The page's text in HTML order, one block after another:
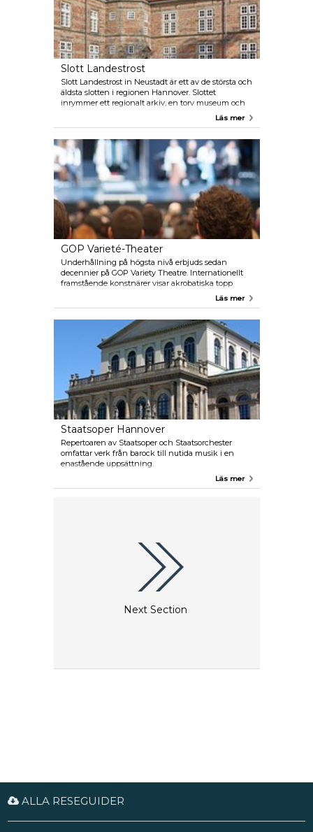
Slott Landestrost
Slott Landestrost in Neustadt är ett av de största och
äldsta slotten i regionen Hannover. Slottet
inrymmer ett regionalt arkiv, en torv museum och
en utställning om slottets historia. Dessutom finns
Läs mer
GOP Varieté-Theater
Underhållning på högsta nivå erbjuds sedan
decennier på GOP Variety Theatre. Internationellt
framstående konstnärer visar akrobatiska topp
prestationer, förbluffande magi och komedi i en
hade sina uppträdanden!
Läs mer
Staatsoper Hannover
Repertoaren av Staatsoper och Staatsorchester
omfattar verk från barock till nutida musik i en
enastående uppsättning.
Läs mer
Next Section
ALLA RESEGUIDER